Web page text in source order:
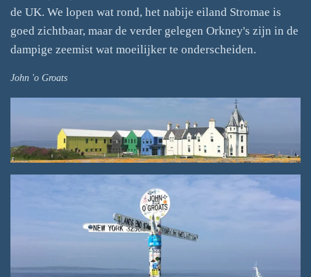
de UK. We lopen wat rond, het nabije eiland Stromae is
goed zichtbaar, maar de verder gelegen Orkney's zijn in de
dampige zeemist wat moeilijker te onderscheiden.
John 'o Groats